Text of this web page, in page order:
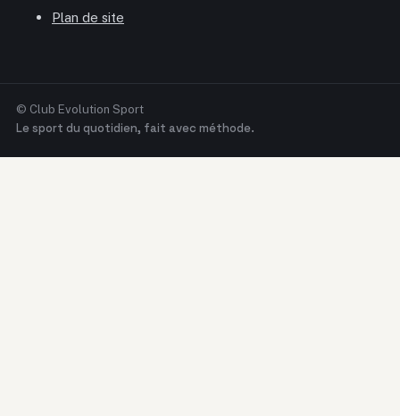
Plan de site
© Club Evolution Sport
Le sport du quotidien, fait avec méthode.